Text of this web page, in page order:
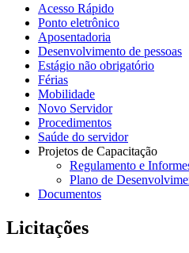
Acesso Rápido
Ponto eletrônico
Aposentadoria
Desenvolvimento de pessoas
Estágio não obrigatório
Férias
Mobilidade
Novo Servidor
Procedimentos
Saúde do servidor
Projetos de Capacitação
Regulamento e
Plano de
Documentos
Licitações